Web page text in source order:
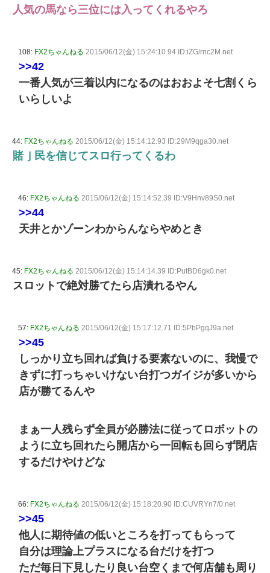
人気の馬なら三位には入ってくれるやろ
108: FX2ちゃんねる 2015/06/12(金) 15:24:10.94 ID:iZG/rnc2M.net
>>42
一番人気が三着以内になるのはおおよそ七割くら
いらしいよ
44: FX2ちゃんねる 2015/06/12(金) 15:14:12.93 ID:29M9qga30.net
賭ｊ民を信じてスロ行ってくるわ
46: FX2ちゃんねる 2015/06/12(金) 15:14:52.39 ID:V9Hnv89S0.net
>>44
天井とかゾーンわからんならやめとき
45: FX2ちゃんねる 2015/06/12(金) 15:14:14.39 ID:PutBD6gk0.net
スロットで絶対勝てたら店潰れるやん
57: FX2ちゃんねる 2015/06/12(金) 15:17:12.71 ID:5PbPgqJ9a.net
>>45
しっかり立ち回れば負ける要素ないのに、我慢で
きずに打っちゃいけない台打つガイジが多いから
店が勝てるんや
まぁ一人残らず全員が必勝法に従ってロボットの
ように立ち回れたら開店から一回転も回らず閉店
するだけやけどな
66: FX2ちゃんねる 2015/06/12(金) 15:18:20.90 ID:CUVRYn7/0.net
>>45
他人に期待値の低いところを打ってもらって
自分は理論上プラスになる台だけを打つ
ただ毎日下見したり良い台空くまで何店舗も周り